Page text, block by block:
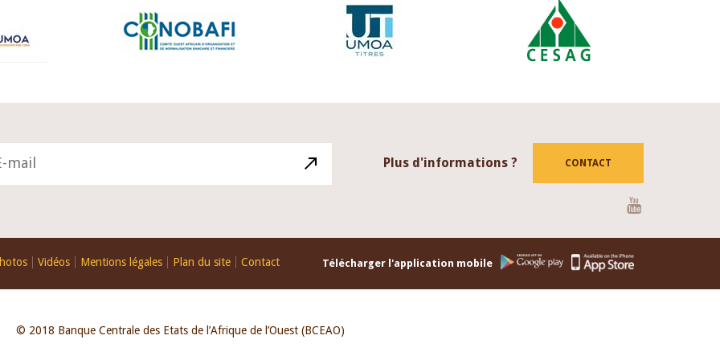
Plus d'informations ? CONTACT
Vidéos Mentions légales Plan du site Contact Télécharger l'application mobile
© 2018 Banque Centrale des Etats de l’Afrique de l’Ouest (BCEAO)